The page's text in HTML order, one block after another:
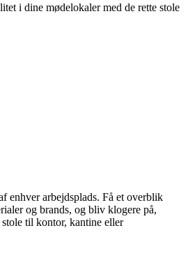
i dine mødelokaler med de rette stole
enhver arbejdsplads. Få et overblik
og brands, og bliv klogere på,
til kontor, kantine eller